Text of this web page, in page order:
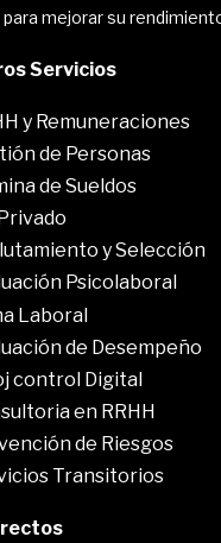
mejorar su
Servicios
y Remuneraciones
de Personas
de Sueldos
y Selección
Psicolaboral
Laboral
de Desempeño
control Digital
en RRHH
de Riesgos
Transitorios